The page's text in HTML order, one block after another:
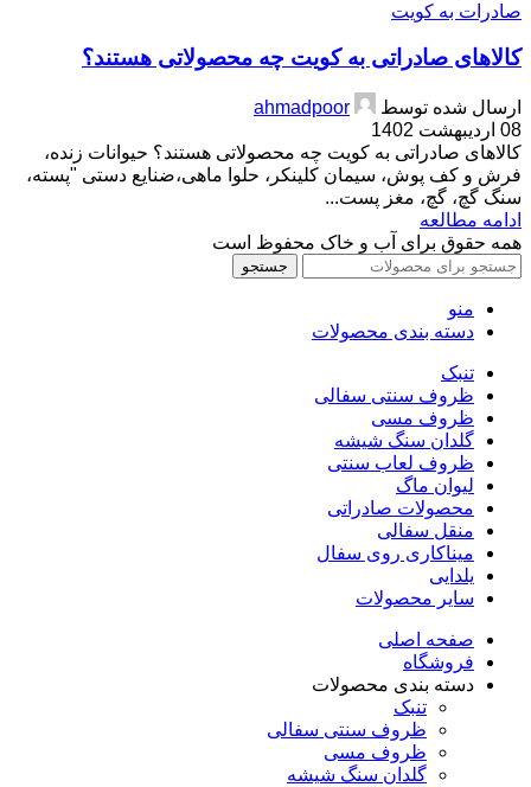
صادرات به کویت
کالاهای صادراتی به کویت چه محصولاتی هستند؟
ارسال شده توسط
ahmadpoor
08 اردیبهشت 1402
کالاهای صادراتی به کویت چه محصولاتی هستند؟ حیوانات زنده،
فرش و کف پوش، سیمان کلینکر، حلوا ماهی،ضنایع دستی "پسته،
سنگ گچ، گچ، مغز پست...
ادامه مطالعه
همه حقوق برای آب و خاک محفوظ است
جستجو
منو
دسته بندی محصولات
تنبک
ظروف سنتی سفالی
ظروف مسی
گلدان سنگ شیشه
ظروف لعاب سنتی
لیوان ماگ
محصولات صادراتی
منقل سفالی
میناکاری روی سفال
یلدایی
سایر محصولات
صفحه اصلی
فروشگاه
دسته بندی محصولات
تنبک
ظروف سنتی سفالی
ظروف مسی
گلدان سنگ شیشه